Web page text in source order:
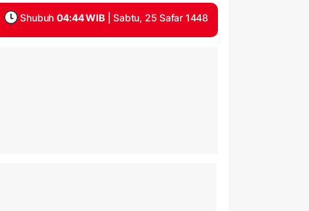
Shubuh 04:44 WIB | Sabtu, 25 Safar 1448